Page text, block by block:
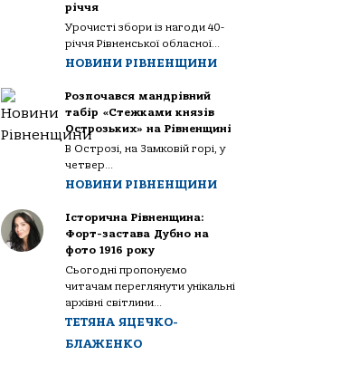
річчя
Урочисті збори із нагоди 40-
річчя Рівненської обласної...
НОВИНИ РІВНЕНЩИНИ
Розпочався мандрівний
табір «Стежками князів
Острозьких» на Рівненщині
В Острозі, на Замковій горі, у
четвер...
НОВИНИ РІВНЕНЩИНИ
Історична Рівненщина:
Форт-застава Дубно на
фото 1916 року
Сьогодні пропонуємо
читачам переглянути унікальні
архівні світлини...
ТЕТЯНА ЯЦЕЧКО-
БЛАЖЕНКО